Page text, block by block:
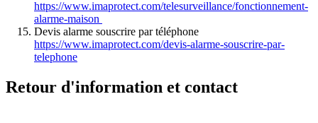
https://www.imaprotect.com/telesurveillance/fonctionnement-
alarme-maison
Devis alarme souscrire par téléphone
https://www.imaprotect.com/devis-alarme-souscrire-par-
telephone
Retour d'information et contact